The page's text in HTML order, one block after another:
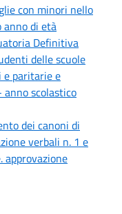
con minori nello
di età
Definitiva
delle scuole
e paritarie e
scolastico
dei canoni di
verbali n. 1 e
approvazione